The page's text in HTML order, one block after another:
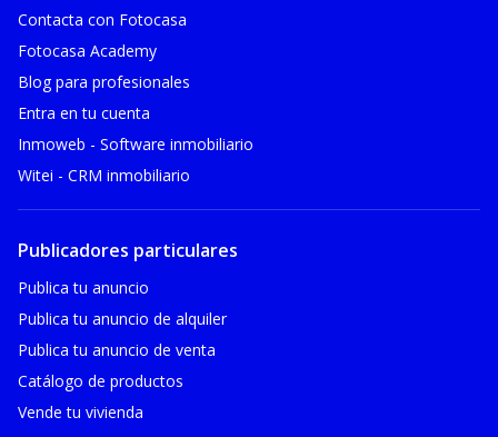
Contacta con Fotocasa
Fotocasa Academy
Blog para profesionales
Entra en tu cuenta
Inmoweb - Software inmobiliario
Witei - CRM inmobiliario
Publicadores particulares
Publica tu anuncio
Publica tu anuncio de alquiler
Publica tu anuncio de venta
Catálogo de productos
Vende tu vivienda